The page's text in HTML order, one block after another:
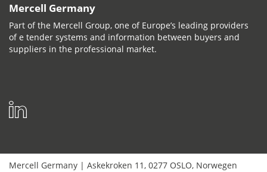
Mercell Germany
Part of the Mercell Group, one of Europe’s leading providers
of e tender systems and information between buyers and
suppliers in the professional market.
Mercell Germany | Askekroken 11, 0277 OSLO, Norwegen